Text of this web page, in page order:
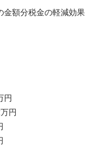
金額分税金の軽減効果
円
円